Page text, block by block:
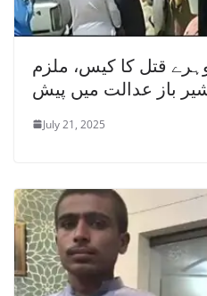
قتل کا کیس، ملزم
باز عدالت میں پیش
July 21, 2025